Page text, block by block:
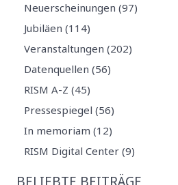
Neuerscheinungen (97)
Jubiläen (114)
Veranstaltungen (202)
Datenquellen (56)
RISM A-Z (45)
Pressespiegel (56)
In memoriam (12)
RISM Digital Center (9)
BELIEBTE BEITRÄGE